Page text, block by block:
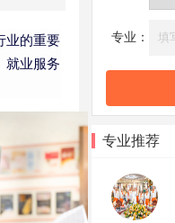
业的重要
就业服务
专业：
专业推荐